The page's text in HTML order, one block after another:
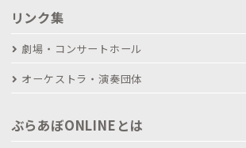
リンク集
劇場・コンサートホール
オーケストラ・演奏団体
ぶらあぼONLINEとは